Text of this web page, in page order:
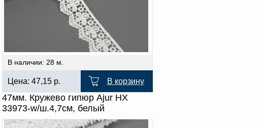
В наличии: 28 м.
Цена: 47,15 р. В корзину
47мм. Кружево гипюр Ajur HX
33973-w/ш.4,7см, белый